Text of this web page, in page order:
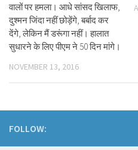
वालों पर हमला। आधे सांसद खिलाफ,
दुश्मन जिंदा नहीं छोड़ेंगे, बर्बाद कर
देंगे, लेकिन मैं डरूंगा नहीं। हालात
सुधारने के लिए पीएम ने 50 दिन मांगे।
NOVEMBER 13, 2016
FOLLOW: